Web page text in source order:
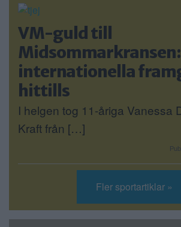
VM-guld till
internationella
hittills
I helgen tog 11-åriga Vanessa
Kraft från […]
Fler sportartiklar »